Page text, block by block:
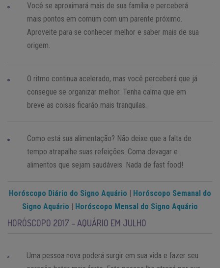
Você se aproximará mais de sua família e perceberá
mais pontos em comum com um parente próximo.
Aproveite para se conhecer melhor e saber mais de sua
origem.
O ritmo continua acelerado, mas você perceberá que já
consegue se organizar melhor. Tenha calma que em
breve as coisas ficarão mais tranquilas.
Como está sua alimentação? Não deixe que a falta de
tempo atrapalhe suas refeições. Coma devagar e
alimentos que sejam saudáveis. Nada de fast food!
Horóscopo Diário do Signo Aquário | Horóscopo Semanal do
Signo Aquário | Horóscopo Mensal do Signo Aquário
HORÓSCOPO 2017 – AQUÁRIO EM JULHO
Uma pessoa nova poderá surgir em sua vida e fazer seu